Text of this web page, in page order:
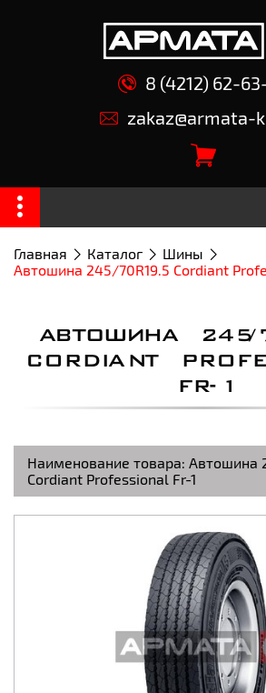
8 (4212) 62-
zakaz@armata-
Главная Каталог
Шины
Автошина 245/70R19.5 Cordiant
АВТОШИНА 245/
CORDIANT
FR-1
Наименование товара: Автошина
Cordiant Professional Fr-1